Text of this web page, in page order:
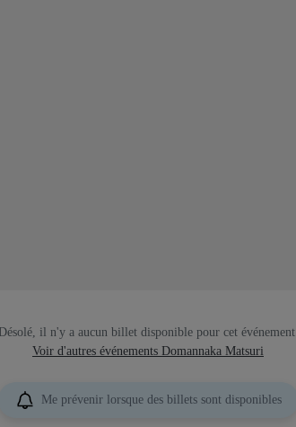
Désolé, il n'y a aucun billet disponible pour cet événement.
Voir d'autres événements Domannaka Matsuri
Me prévenir lorsque des billets sont disponibles